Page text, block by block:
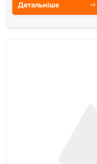
Детальніше